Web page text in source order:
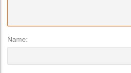
Name: